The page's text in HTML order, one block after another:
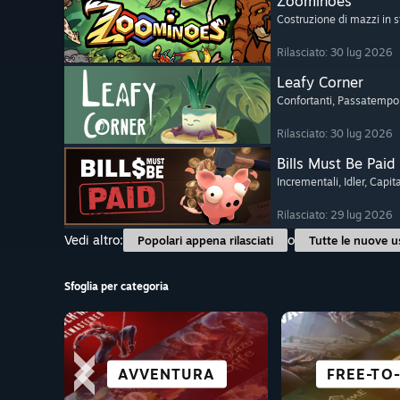
Costruzione di mazzi in
Rilasciato: 30 lug 2026
Leafy Corner
Confortanti, Passatempo
Rilasciato: 30 lug 2026
Bills Must Be Paid
Incrementali, Idler,
Rilasciato: 29 lug 2026
Vedi altro:
Popolari appena rilasciati o Tutte le nuove
Sfoglia per categoria
AVVENTURA FREE-
AZIONE
PERFETTI
CO-OP RACCONTI
SIMULAZIONE TUTTI GLI